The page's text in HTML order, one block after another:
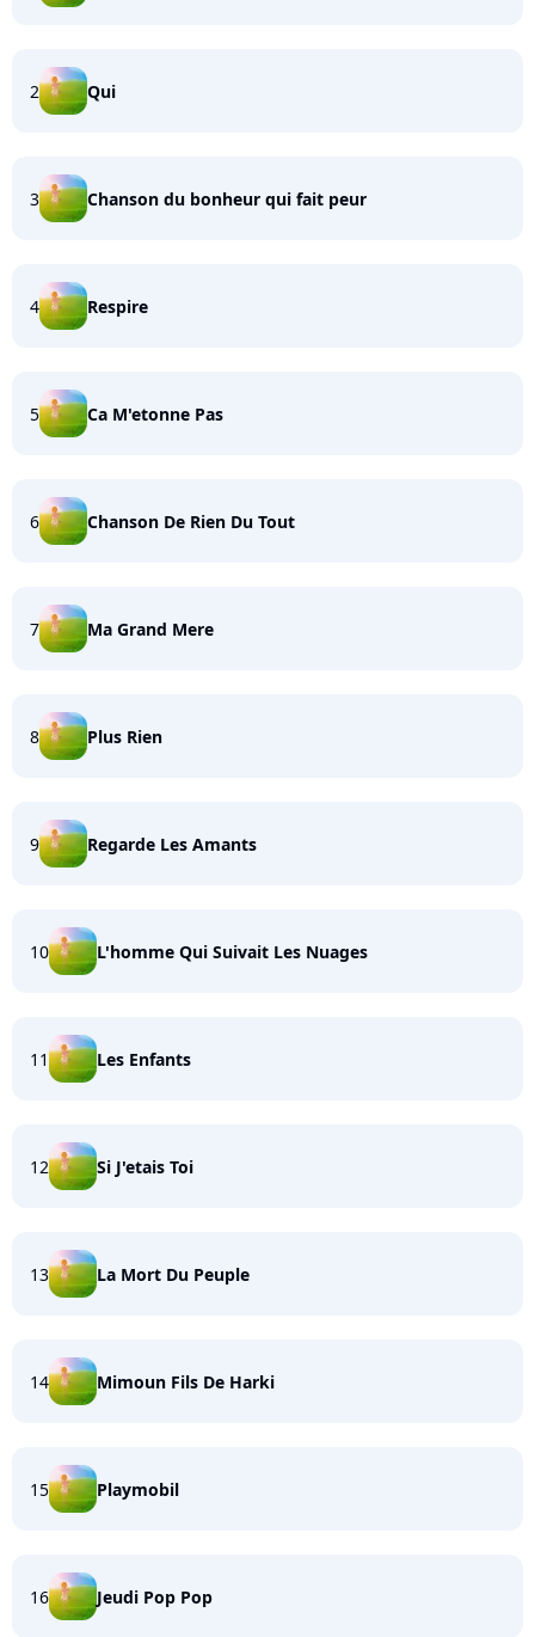
2 Qui
3 Chanson du bonheur qui fait peur
4 Respire
5 Ca M'etonne Pas
6 Chanson De Rien Du Tout
7 Ma Grand Mere
8 Plus Rien
9 Regarde Les Amants
10 L'homme Qui Suivait Les Nuages
11 Les Enfants
12 Si J'etais Toi
13 La Mort Du Peuple
14 Mimoun Fils De Harki
15 Playmobil
16 Jeudi Pop Pop